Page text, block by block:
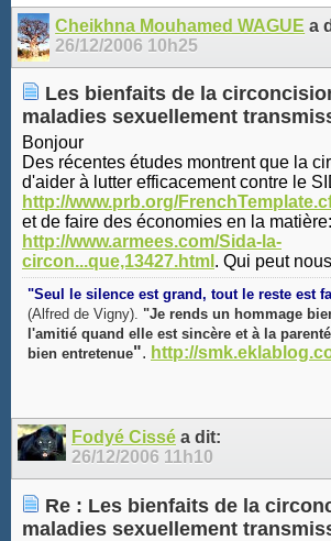
Cheikhna Mouhamed WAGUE a
26/12/2006 10h25
Les bienfaits de la
maladies sexuellement
Bonjour
Des récentes études montrent que la
d'aider à lutter efficacement contre le
http://www.prb.org/
et de faire des économies en la matière:
http://www.armees.com/Sida-la-
circon...que,13427.html . Qui peut
"Seul le silence est grand, tout le reste est
(Alfred de Vigny). "Je rends un hommage
l'amitié quand elle est sincère et à la
bien entretenue". http://
Fodyé Cissé a dit:
26/12/2006 11h10
Re : Les bienfaits de la
maladies sexuellement